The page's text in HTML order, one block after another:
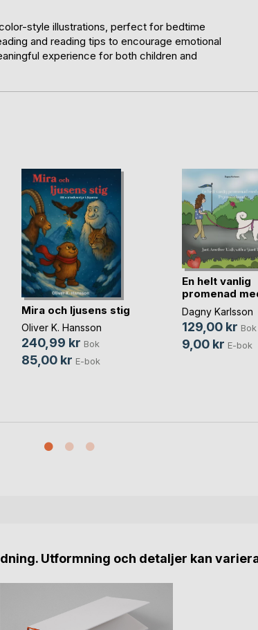
style illustrations, perfect for bedtime
and reading tips to encourage emotional
experience for both children and
Mira och ljusens stig
Oliver K. Hansson
240,99 kr Bok
85,00 kr E-bok
En helt vanlig
promenad
Pyr(...)
Dagny Karlsson
129,00 kr Bok
9,00 kr E-bok
Utformning och detaljer kan